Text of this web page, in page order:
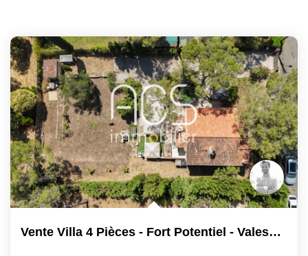
Vente Villa 4 Pièces - Fort Potentiel - Valescure...